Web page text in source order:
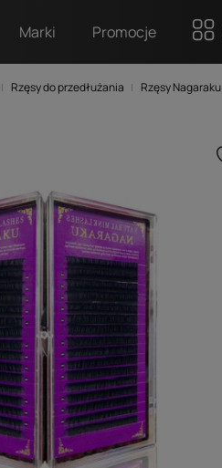
Marki Promocje
Rzęsy do przedłużania Rzęsy Nagaraku
7-15